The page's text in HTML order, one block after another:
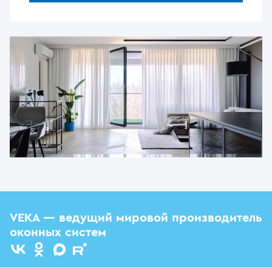
VEKA — ведущий мировой производитель
оконных систем